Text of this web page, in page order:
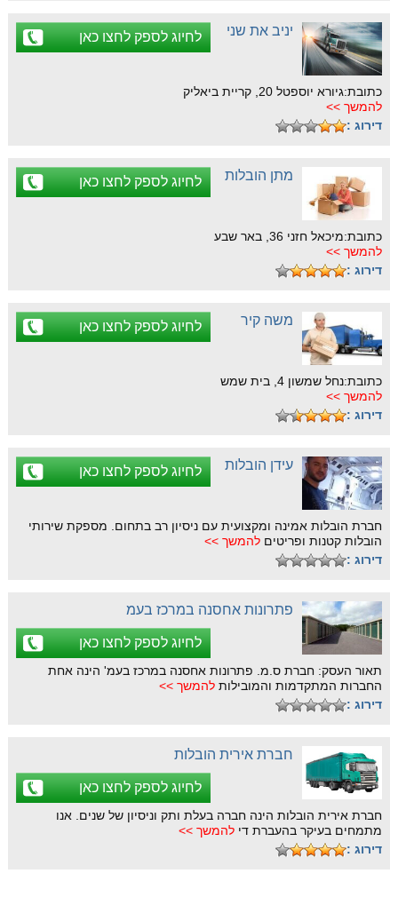
יניב את שני לחיוג לספק לחצו כאן
כתובת:גיורא יוספטל 20, קריית ביאליק
להמשך >>
דירוג :
מתן הובלות לחיוג לספק לחצו כאן
כתובת:מיכאל חזני 36, באר שבע
להמשך >>
דירוג :
משה קיר לחיוג לספק לחצו כאן
כתובת:נחל שמשון 4, בית שמש
להמשך >>
דירוג :
עידן הובלות לחיוג לספק לחצו כאן
חברת הובלות אמינה ומקצועית עם ניסיון רב בתחום. מספקת שירותי
הובלות קטנות ופריטים להמשך >>
דירוג :
פתרונות אחסנה במרכז בעמ
לחיוג לספק לחצו כאן
תאור העסק: חברת ס.מ. פתרונות אחסנה במרכז בעמ' הינה אחת
החברות המתקדמות והמובילות להמשך >>
דירוג :
חברת אירית הובלות
לחיוג לספק לחצו כאן
חברת אירית הובלות הינה חברה בעלת ותק וניסיון של שנים. אנו
מתמחים בעיקר בהעברת די להמשך >>
דירוג :